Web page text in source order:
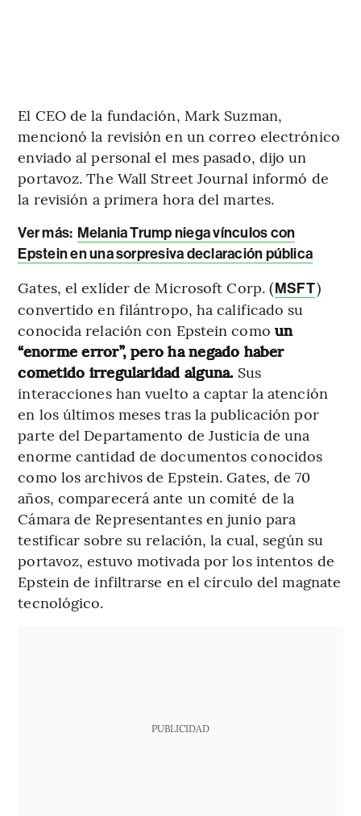
El CEO de la fundación, Mark Suzman,
mencionó la revisión en un correo electrónico
enviado al personal el mes pasado, dijo un
portavoz. The Wall Street Journal informó de
la revisión a primera hora del martes.
Ver más: Melania Trump niega vínculos con
Epstein en una sorpresiva declaración pública
Gates, el exlíder de Microsoft Corp. (MSFT)
convertido en filántropo, ha calificado su
conocida relación con Epstein como un
“enorme error”, pero ha negado haber
cometido irregularidad alguna. Sus
interacciones han vuelto a captar la atención
en los últimos meses tras la publicación por
parte del Departamento de Justicia de una
enorme cantidad de documentos conocidos
como los archivos de Epstein. Gates, de 70
años, comparecerá ante un comité de la
Cámara de Representantes en junio para
testificar sobre su relación, la cual, según su
portavoz, estuvo motivada por los intentos de
Epstein de infiltrarse en el círculo del magnate
tecnológico.
PUBLICIDAD